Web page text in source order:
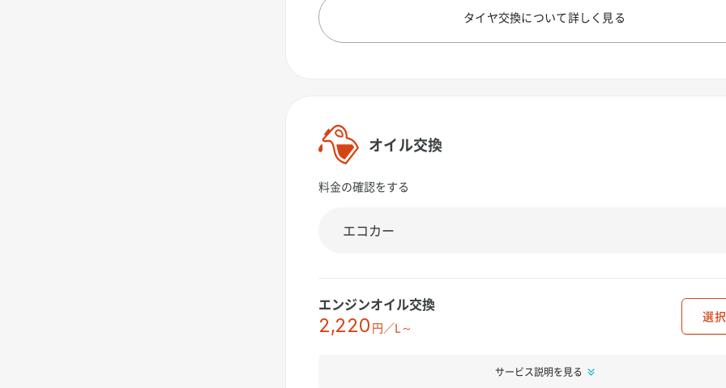
タイヤ交換について詳しく見る
オイル交換
料金の確認をする
エンジンオイル交換
2,220 円／L～
選択
サービス説明を見る